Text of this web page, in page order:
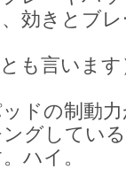
効きとブ
も言います
ドの制動
グしてい
ハイ。